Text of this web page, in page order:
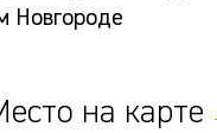
Новгороде
на карте